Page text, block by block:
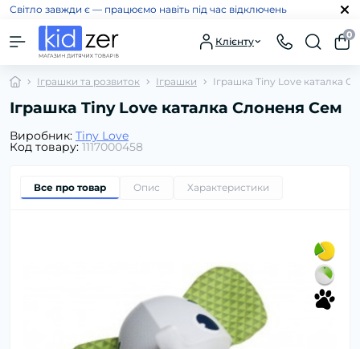
Світло завжди є — працюємо навіть під час відключень
Клієнту
0
Іграшки та розвиток Іграшки Іграшка Tiny Love каталка
Іграшка Tiny Love каталка Слоненя Сем
Виробник: Tiny Love
Код товару: 1117000458
Все про товар Опис Характеристики